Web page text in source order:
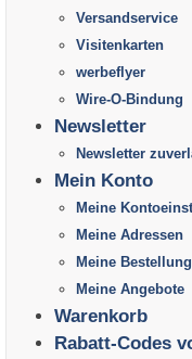
Versandservice
Visitenkarten
werbeflyer
Wire-O-Bindung
Newsletter
Newsletter
Mein Konto
Meine
Meine Adressen
Meine
Meine Angebote
Warenkorb
Rabatt-Codes